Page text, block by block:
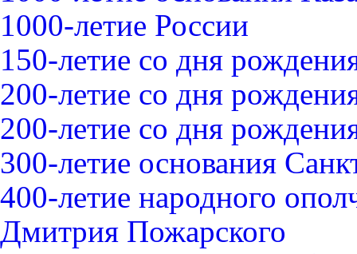
1000-летие России
150-летие со дня
200-летие со дня
200-летие со дня
300-летие основания
400-летие народного
Дмитрия Пожарского